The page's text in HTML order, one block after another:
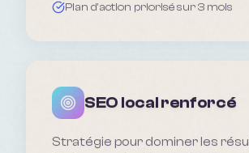
Plan d'action priorisé sur 3 mois
SEO local renforcé
Stratégie pour dominer les